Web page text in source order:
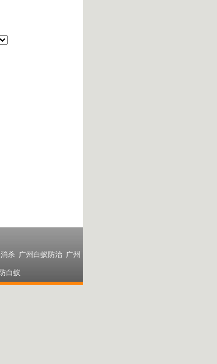
杀 广州白蚁防治 广州
白蚁